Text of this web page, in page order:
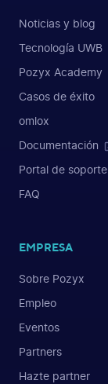
Noticias y blog
Tecnología UWB
Pozyx Academy
Casos de éxito
omlox
Documentación
Portal de soporte
FAQ
EMPRESA
Sobre Pozyx
Empleo
Eventos
Partners
Hazte partner